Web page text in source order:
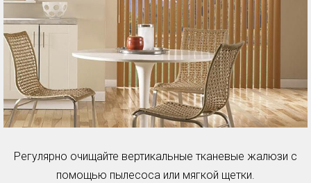
Регулярно очищайте вертикальные тканевые жалюзи с
помощью пылесоса или мягкой щетки.